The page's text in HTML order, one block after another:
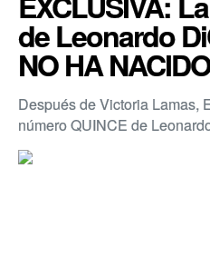
de Leonardo
NO HA NACIDO
Después de Victoria Lamas,
número QUINCE de